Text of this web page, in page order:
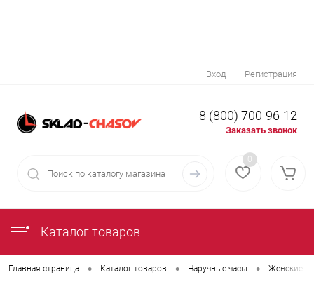
Вход Регистрация
8 (800) 700-96-12
Заказать звонок
0
Каталог товаров
Главная страница • Каталог товаров • Наручные часы • Женские